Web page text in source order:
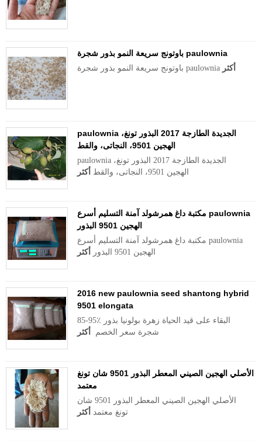
باوتونج سريعة النمو بذور شجرة paulownia
باوتونج سريعة النمو بذور شجرة paulownia أكثر
paulownia الجديدة الطازجة 2017 البذور تونغ،
الهجين 9501، النجاتى، والقط
paulownia الجديدة الطازجة 2017 البذور تونغ،
الهجين 9501، النجاتى، والقط
أكثر
مكتبة داغ همرشولد آمنة التسليم أسرع paulownia
الهجين 9501 البذور
مكتبة داغ همرشولد آمنة التسليم أسرع paulownia
الهجين 9501 البذور
أكثر
2016 new paulownia seed shantong hybrid
9501 elongata
85-95٪ البقاء على قيد الحياة زهرة بولونيا بذور
شجرة سعر الخصم
أكثر
الأصلي الهجين الصيني المعطر البذور 9501 شان تونغ
معتمد
الأصلي الهجين الصيني المعطر البذور 9501 شان
تونغ معتمد أكثر